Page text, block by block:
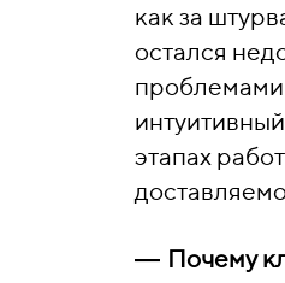
как за
остался
проблемами
этапах
― Почему